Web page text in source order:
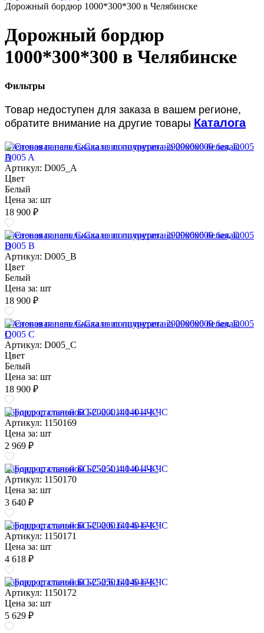
Дорожный бордюр 1000*300*300 в Челябинске
Дорожный бордюр
1000*300*300 в Челябинске
Фильтры
Товар недоступен для заказа в вашем регионе,
обратите внимание на другие товары Каталога
Стеновая панель Скала из полиуретана 2900х600 белая, D005
A
Артикул: D005_A
Цвет
Белый
Цена за: шт
18 900 ₽
Стеновая панель Скала из полиуретана 2900х600 белая, D005
B
Артикул: D005_B
Цвет
Белый
Цена за: шт
18 900 ₽
Стеновая панель Скала из полиуретана 2900х600 белая, D005
C
Артикул: D005_C
Цвет
Белый
Цена за: шт
18 900 ₽
Бордюр стальной БС-200.4.140-4-I-ЧС
Артикул: 1150169
Цена за: шт
2 969 ₽
Бордюр стальной БС-250.4.140-4-I-ЧС
Артикул: 1150170
Цена за: шт
3 640 ₽
Бордюр стальной БС-200.6.140-6-I-ЧС
Артикул: 1150171
Цена за: шт
4 618 ₽
Бордюр стальной БС-250.6.140-6-I-ЧС
Артикул: 1150172
Цена за: шт
5 629 ₽